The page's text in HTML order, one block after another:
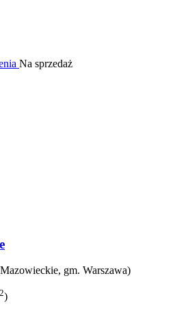
Na sprzedaż
gm. Warszawa)
2)